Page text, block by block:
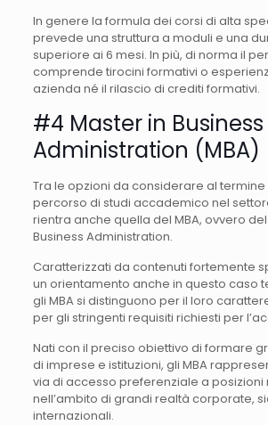
In genere la formula dei corsi di alta
prevede una struttura a moduli e una
superiore ai 6 mesi. In più, di norma il
comprende tirocini formativi o
azienda né il rilascio di crediti formativi.
#4 Master in Business
Administration (MBA)
Tra le opzioni da considerare al
percorso di studi accademico nel
rientra anche quella del MBA, ovvero
Business Administration.
Caratterizzati da contenuti fortemente
un orientamento anche in questo caso
gli MBA si distinguono per il loro
per gli stringenti requisiti richiesti per
Nati con il preciso obiettivo di formare
di imprese e istituzioni, gli MBA
via di accesso preferenziale a
nell’ambito di grandi realtà corporate,
internazionali.